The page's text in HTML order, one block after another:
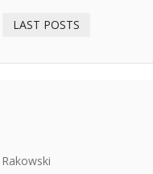
LAST POSTS